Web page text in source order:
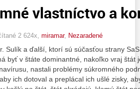
vlastníctvo a
2 624x, miramar, Nezaradené
Sulík a ďalší, ktorí sú súčasťou strany
byť v štáte dominantné, nakoľko vraj štát
nastali problémy súkromného
ich dotoval a preplácal ich ušlé zisky,